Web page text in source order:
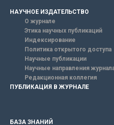
НАУЧНОЕ ИЗДАТЕЛЬСТВО
О журнале
Этика научных публикаций
Индексирование
Политика открытого доступа
Научные публикации
Научные направления
Редакционная коллегия
ПУБЛИКАЦИЯ В ЖУРНАЛЕ
БАЗА ЗНАНИЙ